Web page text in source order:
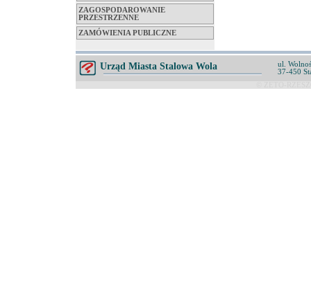
ZAGOSPODAROWANIE
PRZESTRZENNE
ZAMÓWIENIA PUBLICZNE
Urząd Miasta Stalowa Wola
ul.
37-450